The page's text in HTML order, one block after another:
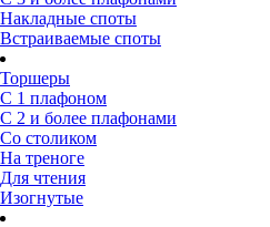
Накладные споты
Встраиваемые споты
Торшеры
С 1 плафоном
С 2 и более плафонами
Со столиком
На треноге
Для чтения
Изогнутые